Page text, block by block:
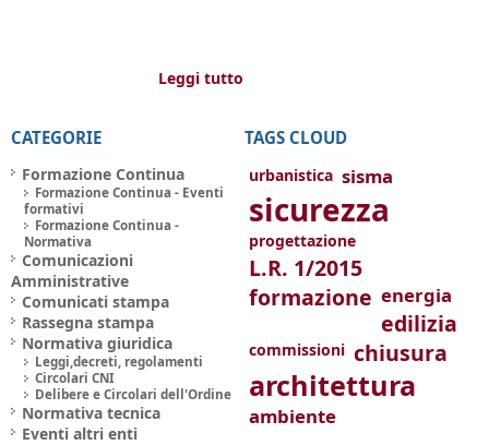
Leggi tutto
CATEGORIE
Formazione Continua
Formazione Continua - Eventi
formativi
Formazione Continua -
Normativa
Comunicazioni
Amministrative
Comunicati stampa
Rassegna stampa
Normativa giuridica
Leggi,decreti, regolamenti
Circolari CNI
Delibere e Circolari dell'Ordine
Normativa tecnica
Eventi altri enti
TAGS CLOUD
urbanistica sisma
sicurezza
progettazione
L.R. 1/2015
formazione energia
edilizia
commissioni chiusura
architettura
ambiente